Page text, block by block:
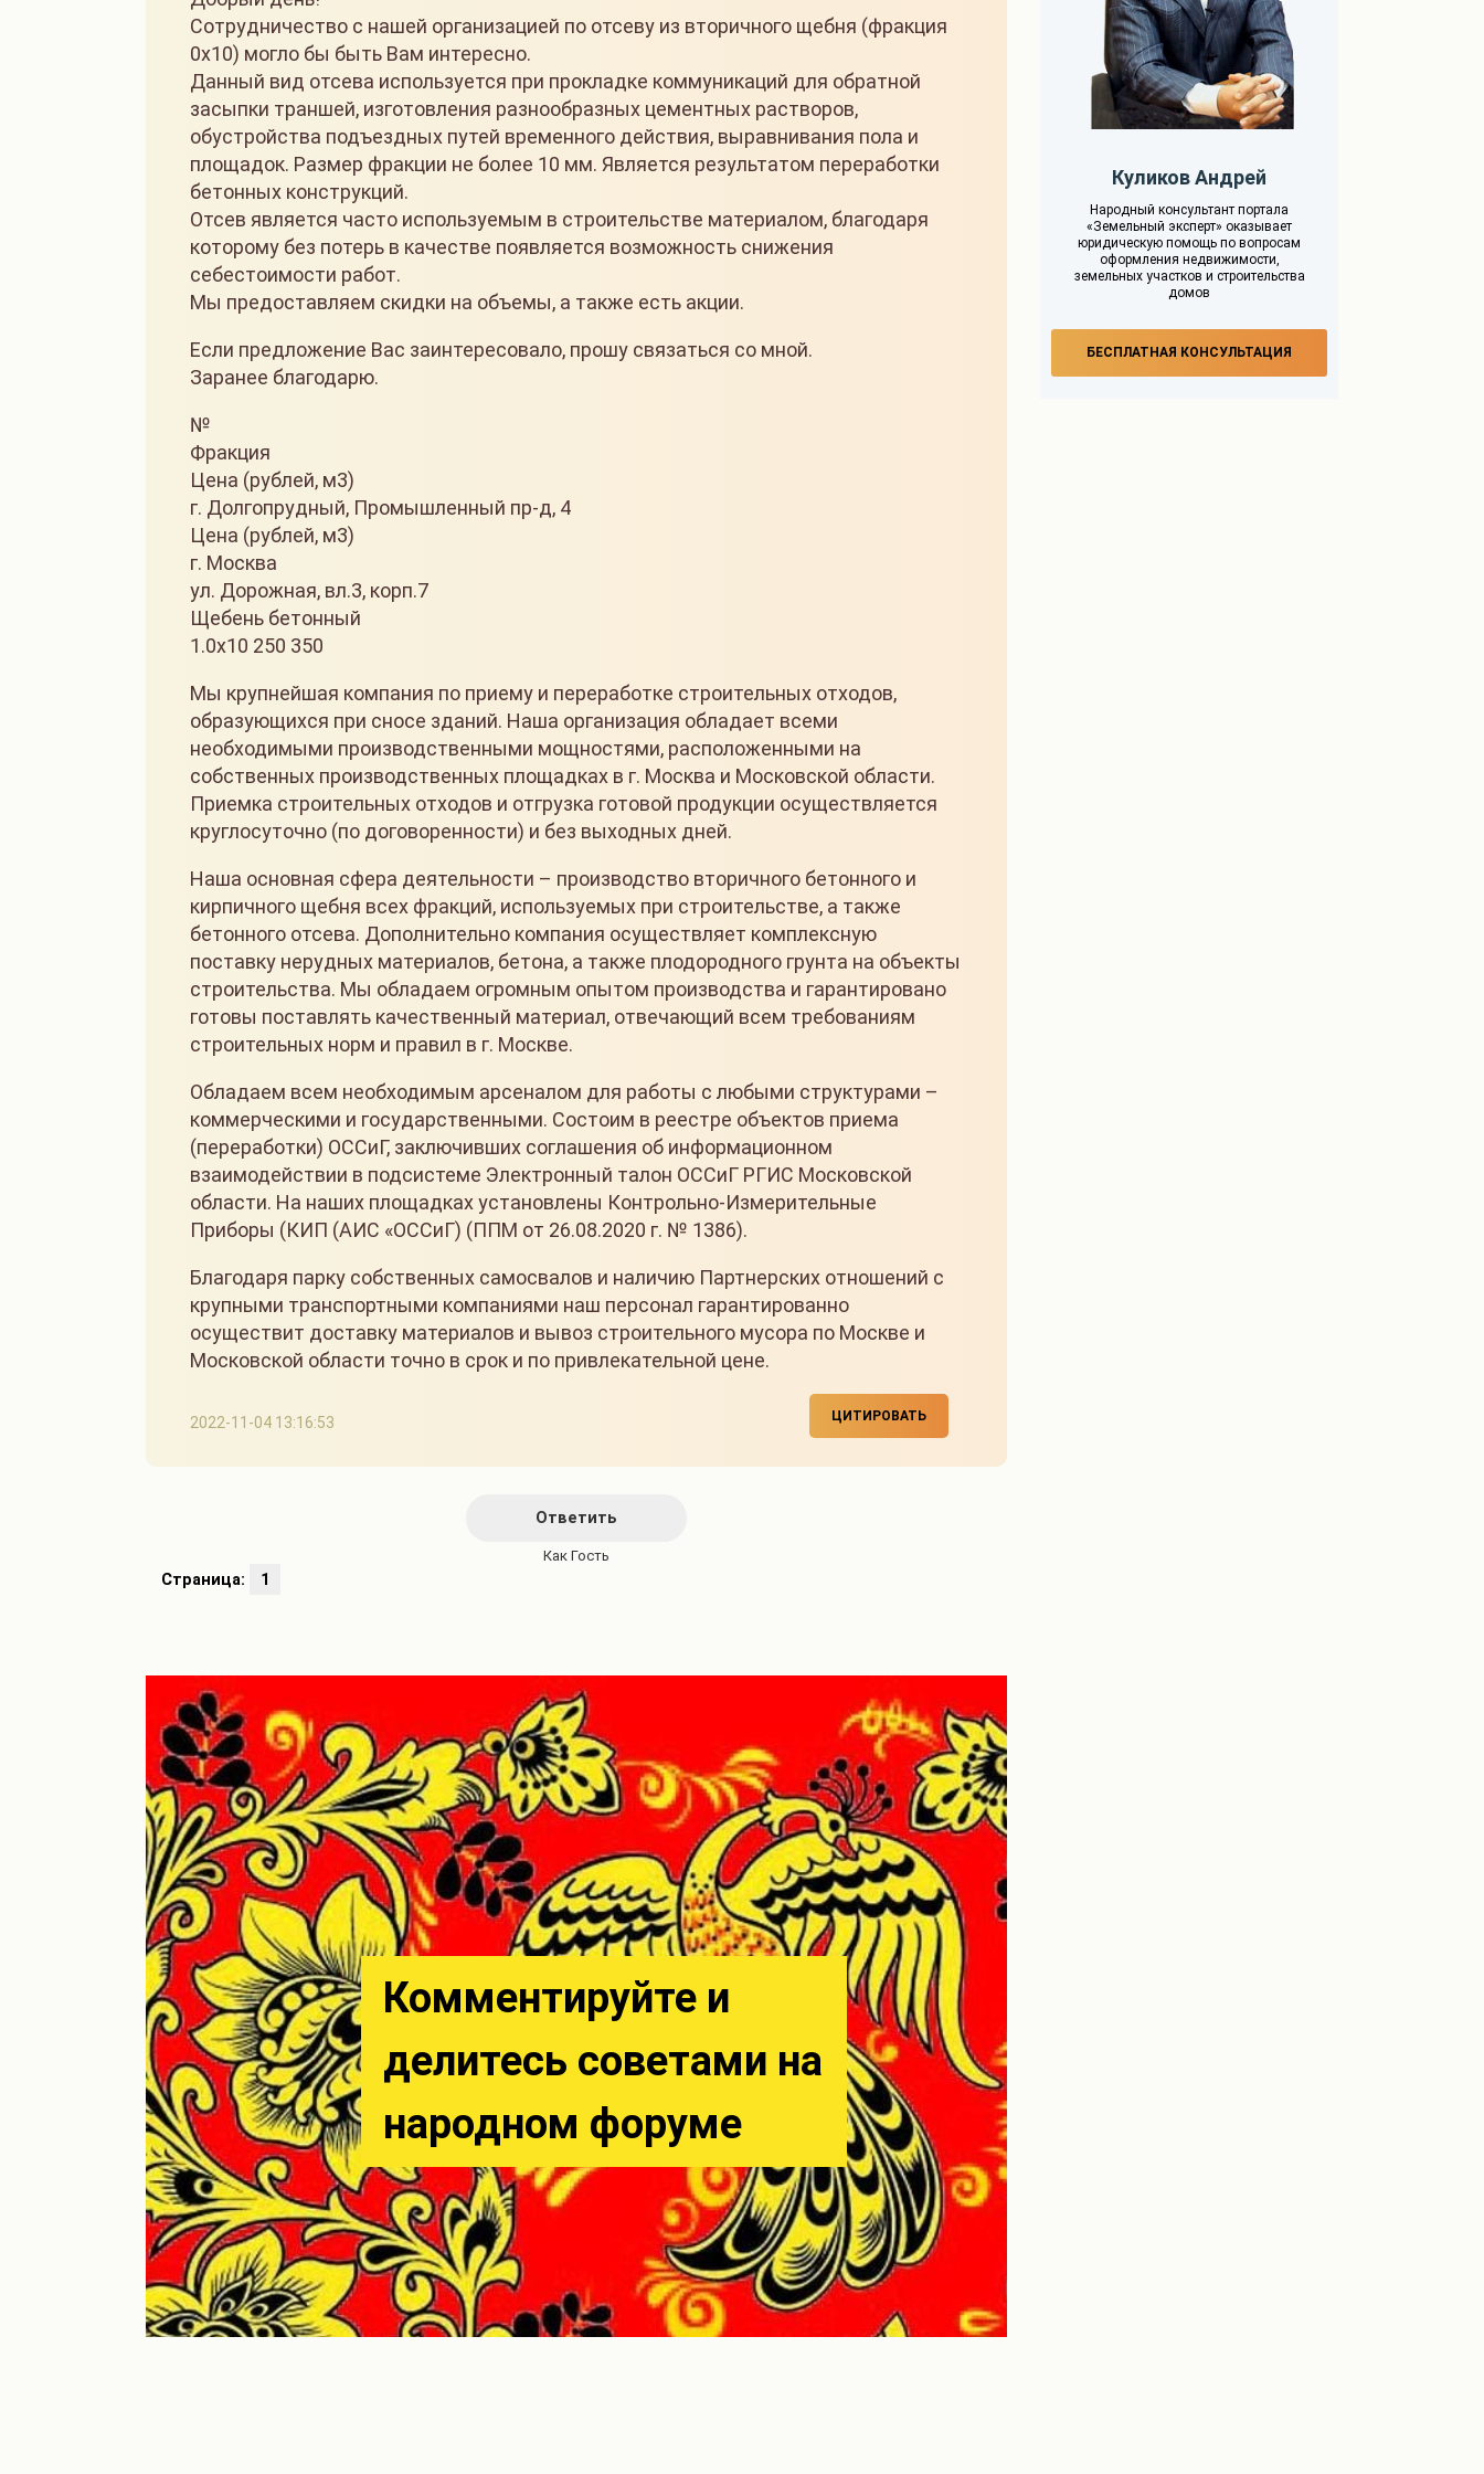
2022-11-04 13:16:53
Сотрудничество с нашей организацией по отсеву из вторичного щебня (фракция
0х10) могло бы быть Вам интересно.
Данный вид отсева используется при прокладке коммуникаций для обратной
засыпки траншей, изготовления разнообразных цементных растворов,
обустройства подъездных путей временного действия, выравнивания пола и
площадок. Размер фракции не более 10 мм. Является результатом переработки
бетонных конструкций.
Отсев является часто используемым в строительстве материалом, благодаря
которому без потерь в качестве появляется возможность снижения
себестоимости работ.
Мы предоставляем скидки на объемы, а также есть акции.
Если предложение Вас заинтересовало, прошу связаться со мной.
Заранее благодарю.
№
Фракция
Цена (рублей, м3)
г. Долгопрудный, Промышленный пр-д, 4
Цена (рублей, м3)
г. Москва
ул. Дорожная, вл.3, корп.7
Щебень бетонный
1.0х10 250 350
Мы крупнейшая компания по приему и переработке строительных отходов,
образующихся при сносе зданий. Наша организация обладает всеми
необходимыми производственными мощностями, расположенными на
собственных производственных площадках в г. Москва и Московской области.
Приемка строительных отходов и отгрузка готовой продукции осуществляется
круглосуточно (по договоренности) и без выходных дней.
Наша основная сфера деятельности – производство вторичного бетонного и
кирпичного щебня всех фракций, используемых при строительстве, а также
бетонного отсева. Дополнительно компания осуществляет комплексную
поставку нерудных материалов, бетона, а также плодородного грунта на объекты
строительства. Мы обладаем огромным опытом производства и гарантировано
готовы поставлять качественный материал, отвечающий всем требованиям
строительных норм и правил в г. Москве.
Обладаем всем необходимым арсеналом для работы с любыми структурами –
коммерческими и государственными. Состоим в реестре объектов приема
(переработки) ОССиГ, заключивших соглашения об информационном
взаимодействии в подсистеме Электронный талон ОССиГ РГИС Московской
области. На наших площадках установлены Контрольно-Измерительные
Приборы (КИП (АИС «ОССиГ) (ППМ от 26.08.2020 г. № 1386).
Благодаря парку собственных самосвалов и наличию Партнерских отношений с
крупными транспортными компаниями наш персонал гарантированно
осуществит доставку материалов и вывоз строительного мусора по Москве и
Московской области точно в срок и по привлекательной цене.
ЦИТИРОВАТЬ
Ответить
Страница: 1
Куликов Андрей
Народный консультант портала
«Земельный эксперт» оказывает
юридическую помощь по вопросам
оформления недвижимости,
земельных участков и строительства
домов
БЕСПЛАТНАЯ КОНСУЛЬТАЦИЯ